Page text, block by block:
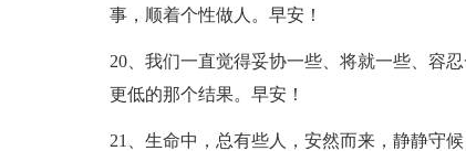
事，顺着个性做人。早安！
20、我们一直觉得妥协一些、将就一些、容
更低的那个结果。早安！
21、生命中，总有些人，安然而来，静静守